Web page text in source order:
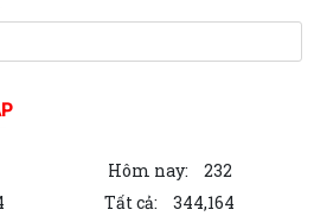
Chủ tịch Ủy ban nhân dân xã Quý III, IV
hỗ trợ GPMB cho 100 hộ dân (đợt 1)
đầu tư kinh doanh kết cấu hạ tầng xây
Hôm nay:
232
Tất cả: 344,164